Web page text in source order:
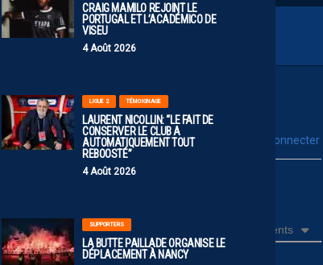
CRAIG MAMILO REJOINT LE
PORTUGAL ET L’ACADÉMICO DE
VISEU
4 Août 2026
LIGUE 2 TÉMOIGNAGE
LAURENT NICOLLIN: “LE FAIT DE
CONSERVER LE CLUB A
AUTOMATIQUEMENT TOUT
REBOOSTÉ”
4 Août 2026
SUPPORTERS
LA BUTTE PAILLADE ORGANISE LE
DÉPLACEMENT À NANCY
Se connecter avec : vous connecter
pour poster un commentaire
Récents